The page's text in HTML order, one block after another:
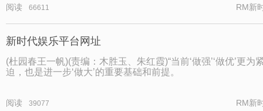
阅读 66611 RM新
新时代娱乐平台网址
(杜园春王一帆)(责编：木胜玉、朱红霞)“当前‘做强’‘做优’更为
迫，也是进一步‘做大’的重要基础和前提。
阅读 39077 RM新